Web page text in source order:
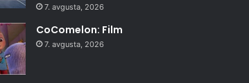
7. avgusta, 2026
CoComelon: Film
7. avgusta, 2026